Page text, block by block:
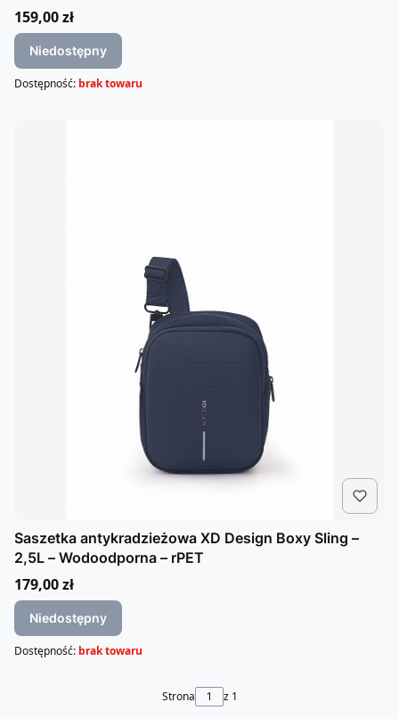
Cena
159,00 zł
Niedostępny
Dostępność: brak towaru
Saszetka antykradzieżowa XD Design Boxy Sling –
2,5L – Wodoodporna – rPET
Cena
179,00 zł
Niedostępny
Dostępność: brak towaru
Strona z 1